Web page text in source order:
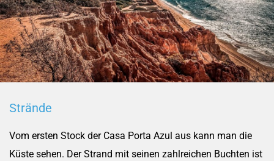
Strände
Vom ersten Stock der Casa Porta Azul aus kann man die
Küste sehen. Der Strand mit seinen zahlreichen Buchten ist